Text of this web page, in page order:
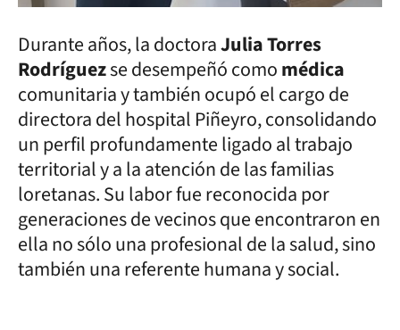
Durante años, la doctoraJulia Torres
Rodríguezse desempeñó comomédica
comunitaria y también ocupó el cargo de
directora del hospital Piñeyro, consolidando
un perfil profundamente ligado al trabajo
territorial y a la atención de las familias
loretanas. Su labor fue reconocida por
generaciones de vecinos que encontraron en
ella no sólo una profesional de la salud, sino
también una referente humana y social.